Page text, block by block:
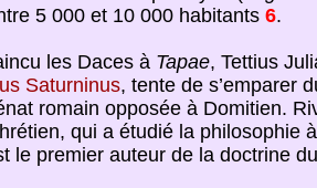
5 000 et 10 000 habitants 6.
les Daces à Tapae, Tettius
Saturninus, tente de s’emparer
romain opposée à Domitien.
qui a étudié la philosophie
le premier auteur de la doctrine